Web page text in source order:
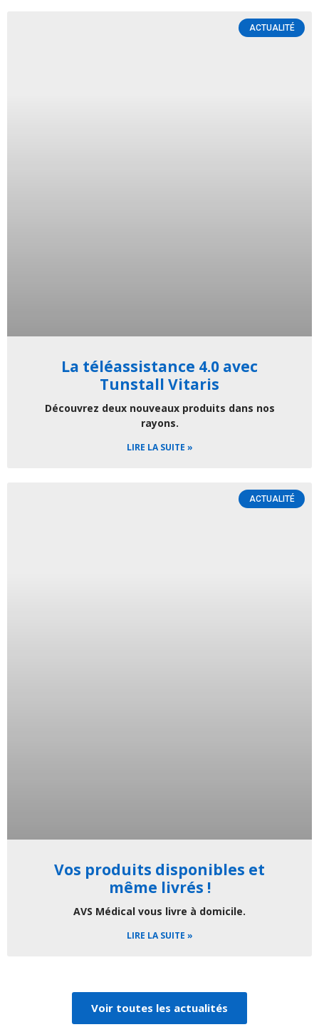
ACTUALITÉ
La téléassistance 4.0 avec
Tunstall Vitaris
Découvrez deux nouveaux produits dans nos
rayons.
LIRE LA SUITE »
ACTUALITÉ
Vos produits disponibles et
même livrés !
AVS Médical vous livre à domicile.
LIRE LA SUITE »
Voir toutes les actualités